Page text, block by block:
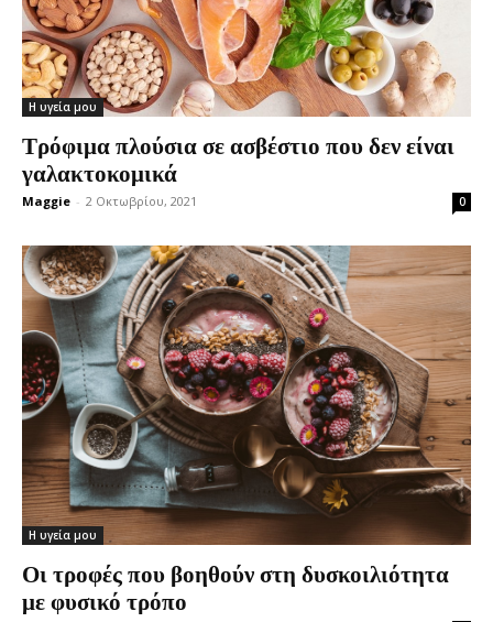
Η υγεία μου
Τρόφιμα πλούσια σε ασβέστιο που δεν είναι
γαλακτοκομικά
Maggie - 2 Οκτωβρίου, 2021 0
Η υγεία μου
Οι τροφές που βοηθούν στη δυσκοιλιότητα
με φυσικό τρόπο